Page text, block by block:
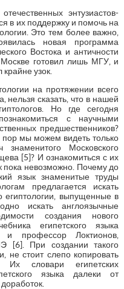
энтузиастов-
в их поддержку и помочь на
Это тем более важно,
новая программа
Востока и античности
готовил лишь МГУ, и
узок.
на протяжении всего
нельзя сказать, что в нашей
Но где сегодня
с научными
предшественников?
мы можем видеть только
Московского
[5]? И ознакомиться с их
пока невозможно. Почему до
язык знаменитые труды
предлагается искать
египтологии, выпущенные в
искать англоязычные
создания нового
египетского языка
профессор Локтионов,
[6]. При создании такого
не стоит слепо копировать
Их словари египетских
языка далеки от